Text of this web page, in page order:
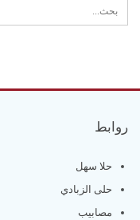
روابط
حلا سهل
حلى الزبادي
مصابيب